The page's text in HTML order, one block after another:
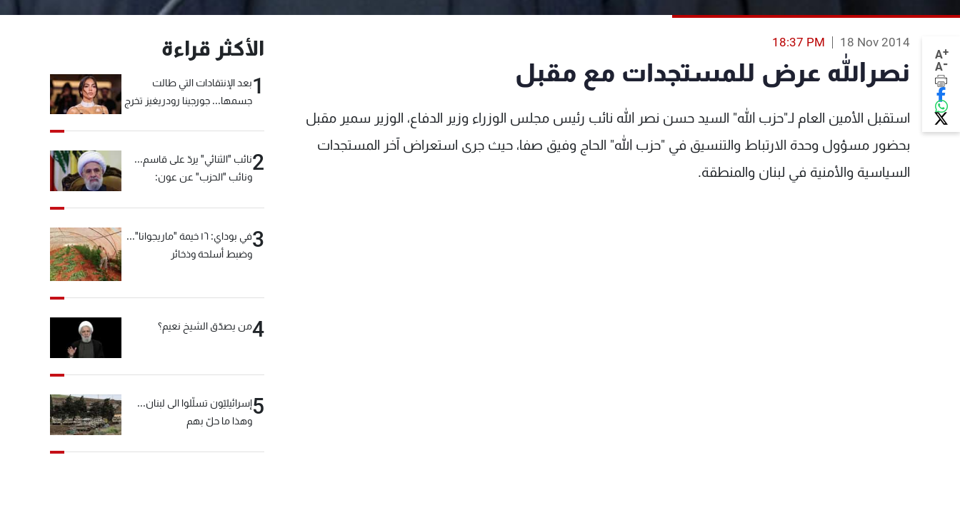
A+
A-
18 Nov 2014
18:37 PM
نصرالله عرض للمستجدات مع مقبل
استقبل الأمين العام لـ"حزب الله" السيد حسن نصر الله نائب رئيس مجلس الوزراء وزير الدفاع، الوزير سمير مقبل
بحضور مسؤول وحدة الارتباط والتنسيق في "حزب الله" الحاج وفيق صفا، حيث جرى استعراض آخر المستجدات
السياسية والأمنية في لبنان والمنطقة.
الأكثر قراءة
1بعد الإنتقادات التي طالت
جسمها... جورجينا رودريغيز تخرج
2نائب "الثنائي" يردّ على قاسم...
ونائب "الحزب" عن عون:
3
في بوداي: ١٦ خيمة "ماريجوانا"...
وضبط أسلحة وذخائر
4من يصدّق الشيخ نعيم؟
5إسرائيليّون تسلّلوا الى لبنان...
وهذا ما حلّ بهم